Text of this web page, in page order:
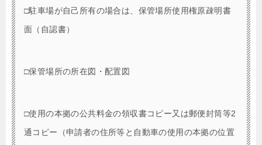
□駐車場が自己所有の場合は、保管場所使用権原疎明書
面（自認書）
□保管場所の所在図・配置図
□使用の本拠の公共料金の領収書コピー又は郵便封筒等2
通コピー（申請者の住所等と自動車の使用の本拠の位置